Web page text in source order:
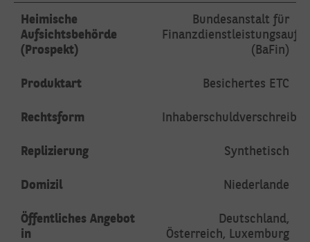
Heimische
Aufsichtsbehörde
(Prospekt)
Bundesanstalt für
(BaFin)
Produktart Besichertes ETC
Rechtsform
Replizierung Synthetisch
Domizil Niederlande
Öffentliches Angebot
in
Deutschland,
Österreich, Luxemburg